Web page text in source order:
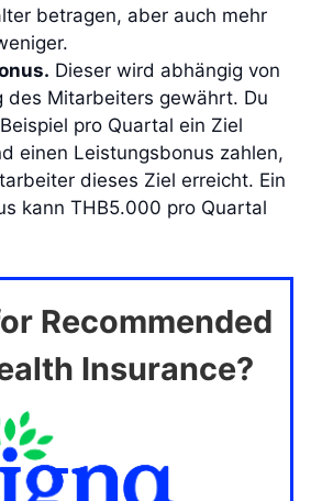
betragen, aber auch mehr
Dieser wird abhängig von
des Mitarbeiters gewährt. Du
pro Quartal ein Ziel
einen Leistungsbonus zahlen,
dieses Ziel erreicht. Ein
kann THB5.000 pro Quartal
Recommended
Insurance?